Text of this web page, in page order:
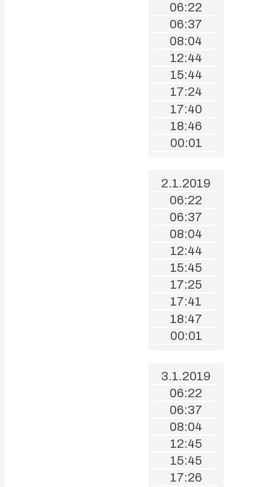
06:22
06:37
08:04
12:44
15:44
17:24
17:40
18:46
00:01
2.1.2019
06:22
06:37
08:04
12:44
15:45
17:25
17:41
18:47
00:01
3.1.2019
06:22
06:37
08:04
12:45
15:45
17:26